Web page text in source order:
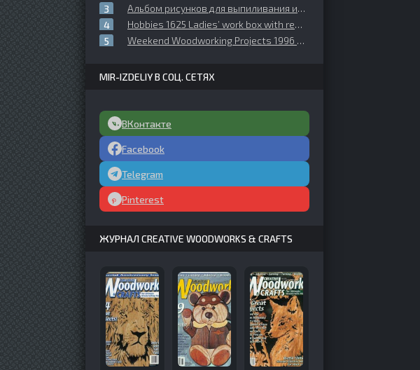
Альбом рисунков для выпиливания из дерева №1
Hobbies 1625 Ladies’ work box with removable tray
Weekend Woodworking Projects 1996 №04 (52)
MIR-IZDELIY В СОЦ. СЕТЯХ
ВКонтакте
Facebook
Telegram
Pinterest
ЖУРНАЛ CREATIVE WOODWORKS & CRAFTS